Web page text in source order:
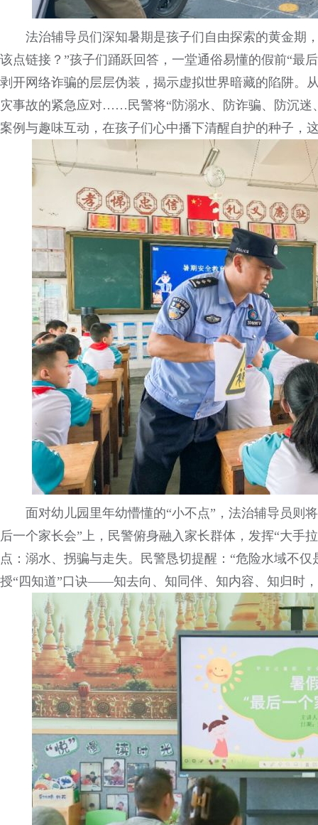
法治辅导员们深知暑期是孩子们自由探索的黄金期
该点链接？”孩子们踊跃回答，一堂通俗易懂的假前“最
剥开网络诈骗的层层伪装，揭示虚拟世界暗藏的陷阱。
灾事故的紧急应对……民警将“防溺水、防诈骗、防沉迷
案例与趣味互动，在孩子们心中播下清醒自护的种子，
面对幼儿园里年幼懵懂的“小不点”，法治辅导员
后一个家长会”上，民警俯身融入家长群体，发挥“大手
点：溺水、拐骗与走失。民警恳切提醒：“危险水域不
授“四知道”口诀——知去向、知同伴、知内容、知归时